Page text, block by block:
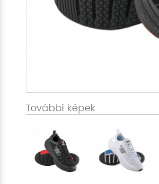
További képek